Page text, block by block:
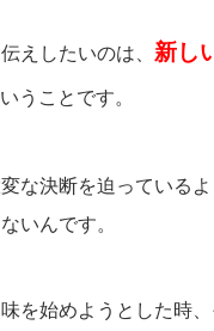
えしたいのは、 新し
うことです。
な決断を迫っている
いんです。
を始めようとした時